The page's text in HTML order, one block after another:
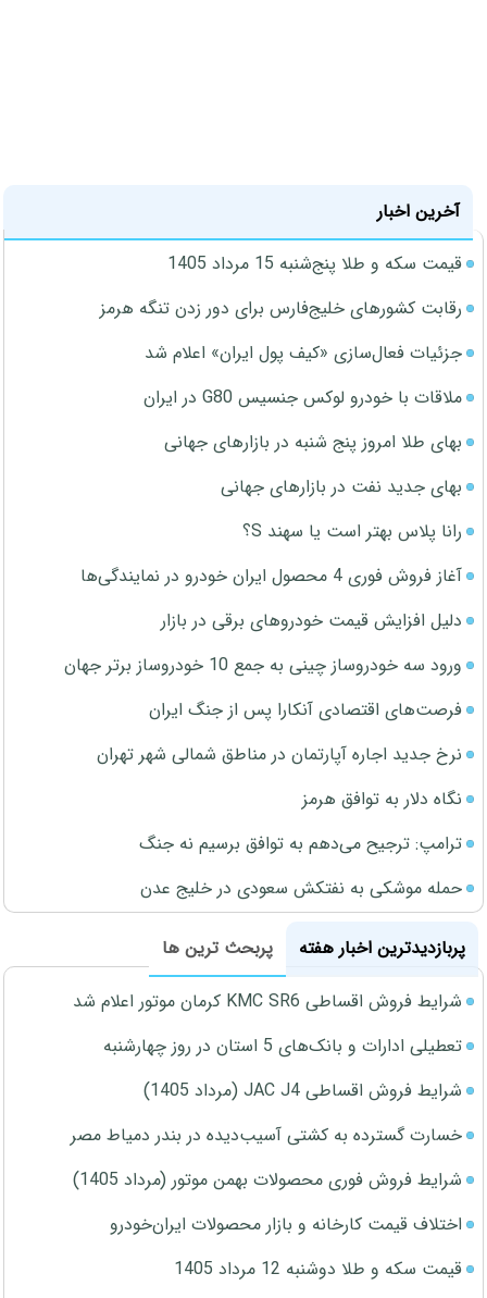
آخرین اخبار
قیمت سکه و طلا پنج‌شنبه 15 مرداد 1405
رقابت کشورهای خلیج‌فارس برای دور زدن تنگه هرمز
جزئیات فعال‌سازی «کیف پول ایران» اعلام شد
ملاقات با خودرو لوکس جنسیس G80 در ایران
بهای طلا امروز پنج شنبه در بازارهای جهانی
بهای جدید نفت در بازارهای جهانی
رانا پلاس بهتر است یا سهند S؟
آغاز فروش فوری 4 محصول ایران خودرو در نمایندگی‌ها
دلیل افزایش قیمت خودروهای برقی در بازار
ورود سه خودروساز چینی به جمع 10 خودروساز برتر جهان
فرصت‌های اقتصادی آنکارا پس از جنگ ایران
نرخ جدید اجاره آپارتمان در مناطق شمالی شهر تهران
نگاه دلار به توافق هرمز
ترامپ: ترجیح می‌دهم به توافق برسیم نه جنگ
حمله موشکی به نفتکش سعودی در خلیج عدن
پربازدیدترین اخبار هفته
پربحث ترین ها
شرایط فروش اقساطی KMC SR6 کرمان موتور اعلام شد
تعطیلی ادارات و بانک‌های 5 استان در روز چهارشنبه
شرایط فروش اقساطی JAC J4 (مرداد 1405)
خسارت گسترده به کشتی آسیب‌دیده در بندر دمیاط مصر
شرایط فروش فوری محصولات بهمن موتور (مرداد 1405)
اختلاف قیمت کارخانه و بازار محصولات ایران‌خودرو
قیمت سکه و طلا دوشنبه 12 مرداد 1405